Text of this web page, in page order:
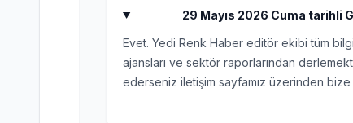
29 Mayıs 2026 Cuma tarihli
Evet. Yedi Renk Haber editör ekibi tüm
ajansları ve sektör raporlarından
ederseniz iletişim sayfamız üzerinden bize